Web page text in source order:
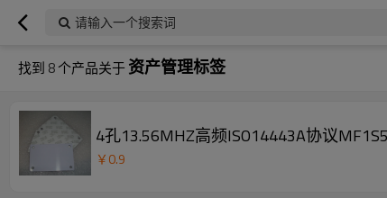
请输入一个搜索词
找到 8个产品关于资产管理标签
4孔13.56MHZ高频ISO14443A协议
￥0.9